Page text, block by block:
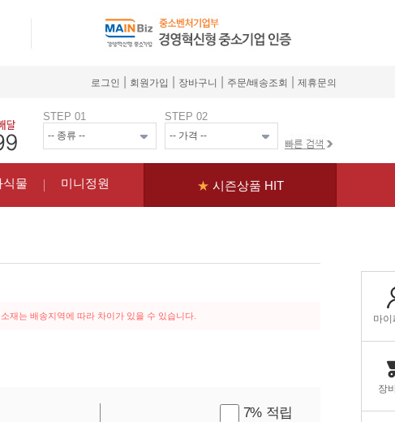
로그인 회원가입 장바구니 주문/배송조회 제휴문의
STEP 01 STEP 02
식물 미니정원 ★ 시즌상품 HIT
재는 배송지역에 따라 차이가 있을 수 있습니다.
7% 적립